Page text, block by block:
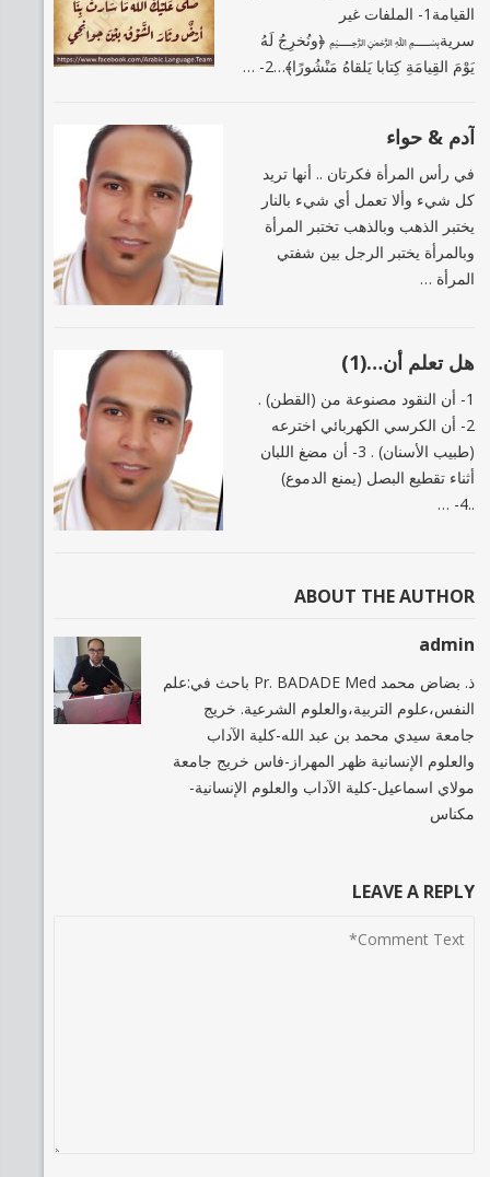
القيامة1- الملفات غير
سرية﷽ ﴿ونُخرِجُ لَهُ
يَوْمَ القِيامَةِ كِتابا يَلقاهُ مَنْشُورًا﴾…2- …
آدم & حواء
في رأس المرأة فكرتان .. أنها تريد
كل شيء وألا تعمل أي شيء بالنار
يختبر الذهب وبالذهب تختبر المرأة
وبالمرأة يختبر الرجل بين شفتي
المرأة …
هل تعلم أن…(1)
1- أن النقود مصنوعة من (القطن) .
2- أن الكرسي الكهربائي اخترعه
(طبيب الأسنان) . 3- أن مضغ اللبان
أثناء تقطيع البصل (يمنع الدموع)
..4- …
ABOUT THE AUTHOR
admin
ذ. بضاض محمد Pr. BADADE Med باحث في:علم
النفس،علوم التربية،والعلوم الشرعية. خريج
جامعة سيدي محمد بن عبد الله-كلية الآداب
والعلوم الإنسانية ظهر المهراز-فاس خريج جامعة
مولاي اسماعيل-كلية الآداب والعلوم الإنسانية-
مكناس
LEAVE A REPLY